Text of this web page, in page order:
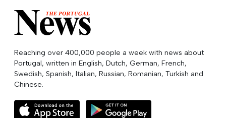
Reaching over 400,000 people a week with news about
Portugal, written in English, Dutch, German, French,
Swedish, Spanish, Italian, Russian, Romanian, Turkish and
Chinese.